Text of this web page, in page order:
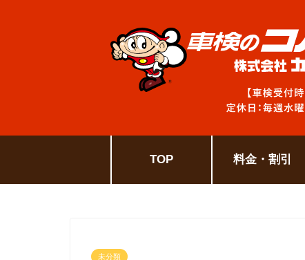
TOP 料金・割引
未分類